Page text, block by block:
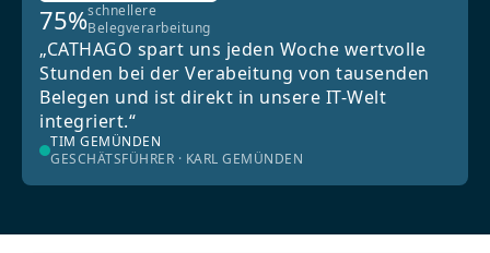
75%schnellere
Belegverarbeitung
„CATHAGO spart uns jeden Woche wertvolle
Stunden bei der Verabeitung von tausenden
Belegen und ist direkt in unsere IT-Welt
integriert.“
TIM GEMÜNDEN
GESCHÄTSFÜHRER · KARL GEMÜNDEN